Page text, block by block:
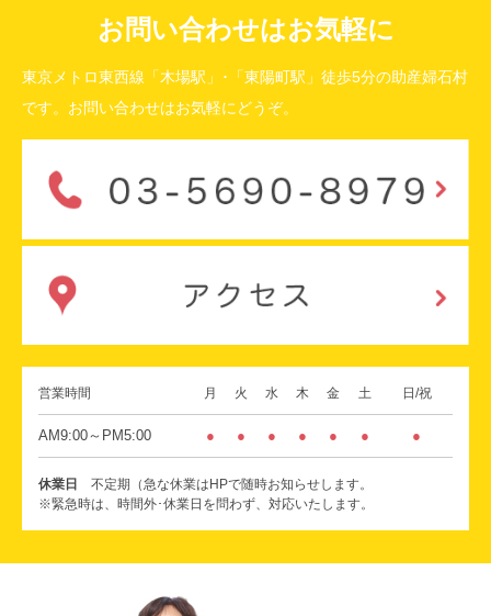
お問い合わせはお気軽に
東京メトロ東西線「木場駅」･「東陽町駅」徒歩5分の助産婦石村
です。お問い合わせはお気軽にどうぞ。
営業時間 月 火 水 木 金 土 日/祝
AM9:00～PM5:00 ● ● ● ● ● ● ●
休業日
不定期（急な休業はHPで随時お知らせします。
※緊急時は、時間外･休業日を問わず、対応いたします。